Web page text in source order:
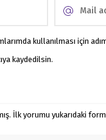
kullanılması için
kaydedilsin.
İlk yorumu yukarıdaki form